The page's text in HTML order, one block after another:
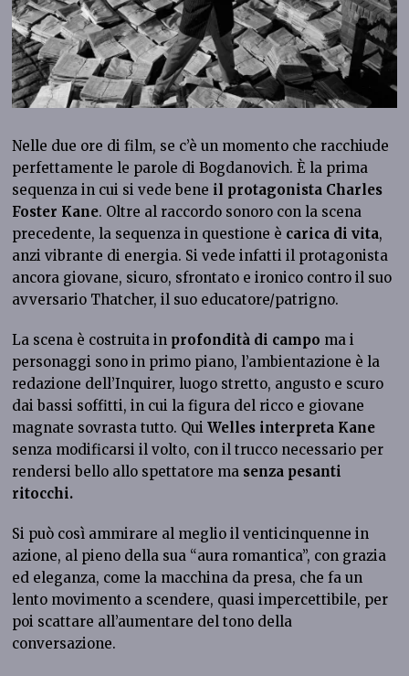
Nelle due ore di film, se c’è un momento che racchiude
perfettamente le parole di Bogdanovich. È la prima
sequenza in cui si vede bene il protagonista Charles
Foster Kane. Oltre al raccordo sonoro con la scena
precedente, la sequenza in questione è carica di vita,
anzi vibrante di energia. Si vede infatti il protagonista
ancora giovane, sicuro, sfrontato e ironico contro il suo
avversario Thatcher, il suo educatore/patrigno.
La scena è costruita in profondità di campo ma i
personaggi sono in primo piano, l’ambientazione è la
redazione dell’Inquirer, luogo stretto, angusto e scuro
dai bassi soffitti, in cui la figura del ricco e giovane
magnate sovrasta tutto. QuiWelles interpreta Kane
senza modificarsi il volto, con il trucco necessario per
rendersi bello allo spettatore ma senza pesanti
ritocchi.
Si può così ammirare al meglio il venticinquenne in
azione, al pieno della sua “aura romantica”, con grazia
ed eleganza, come la macchina da presa, che fa un
lento movimento a scendere, quasi impercettibile, per
poi scattare all’aumentare del tono della
conversazione.